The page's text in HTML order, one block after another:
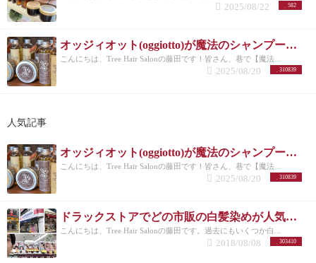
582
2025/08/22
オッジィオット(oggiotto)が魔法のシャンプーと呼ばれる理由！取扱店だからこそ分かる髪質改善力
こんにちは、Tree Hair Salonの藤田です！皆さん、巷で【魔法...
310839
2025/08/20
人気記事
オッジィオット(oggiotto)が魔法のシャンプーと呼ばれる理由！取扱店だからこそ分かる髪質改善力
こんにちは、Tree Hair Salonの藤田です！皆さん、巷で【魔法...
310839
2025/08/20
ドラックストアでどの市販の白髪染めが人気なのか美容師がリサーチしてランキングにした。
こんにちは、Tree Hair Salonの藤田です。過去にもいくつか白...
303410
2018/08/08